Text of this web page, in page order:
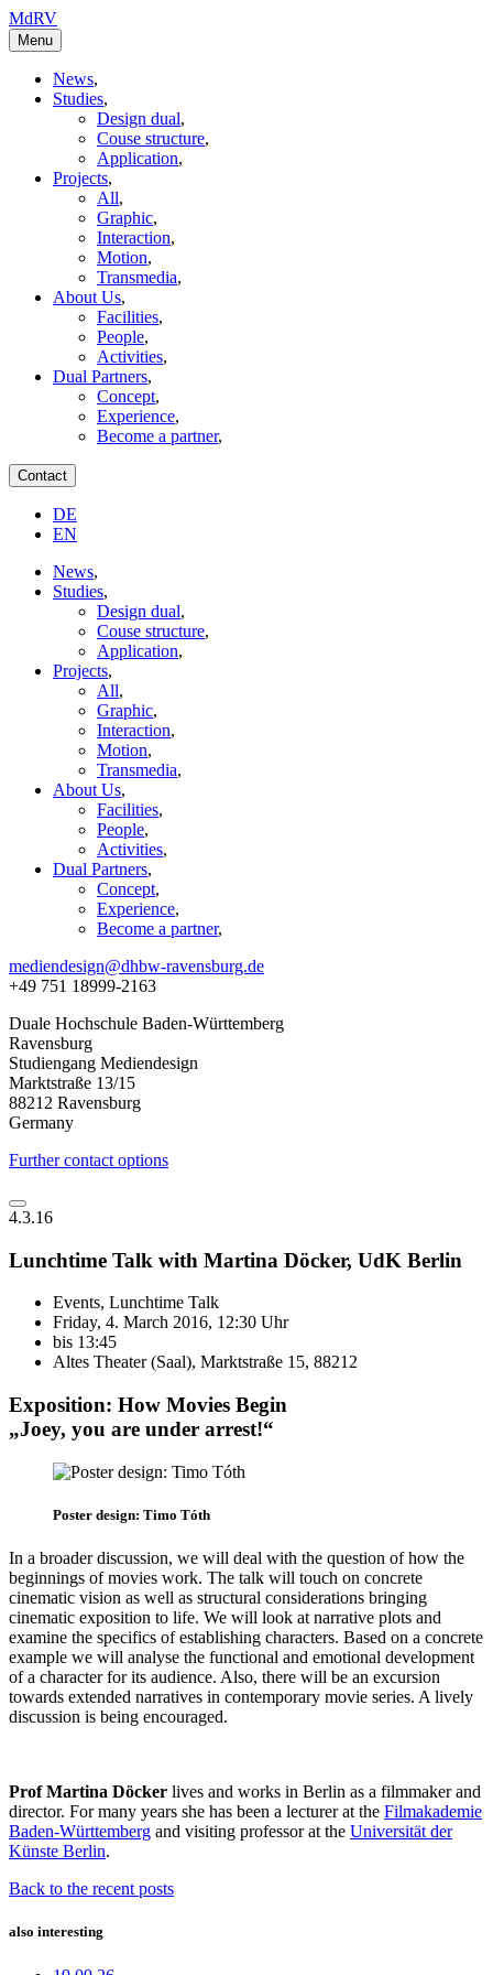
MdRV
Menu
News,
Studies,
Design dual,
Couse structure,
Application,
Projects,
All,
Graphic,
Interaction,
Motion,
Transmedia,
About Us,
Facilities,
People,
Activities,
Dual Partners,
Concept,
Experience,
Become a partner,
Contact
DE
EN
News,
Studies,
Design dual,
Couse structure,
Application,
Projects,
All,
Graphic,
Interaction,
Motion,
Transmedia,
About Us,
Facilities,
People,
Activities,
Dual Partners,
Concept,
Experience,
Become a partner,
mediendesign@dhbw-ravensburg.de
+49 751 18999-2163
Duale Hochschule Baden-Württemberg
Ravensburg
Studiengang Mediendesign
Marktstraße 13/15
88212 Ravensburg
Germany
Further contact options
4.3.16
Lunchtime Talk with Martina Döcker, UdK Berlin
Events, Lunchtime Talk
Friday, 4. March 2016, 12:30 Uhr
bis 13:45
Altes Theater (Saal), Marktstraße 15, 88212
Exposition: How Movies Begin
„Joey, you are under arrest!“
Poster design: Timo Tóth
In a broader discussion, we will deal with the question of how the
beginnings of movies work. The talk will touch on concrete
cinematic vision as well as structural considerations bringing
cinematic exposition to life. We will look at narrative plots and
examine the specifics of establishing characters. Based on a concrete
example we will analyse the functional and emotional development
of a character for its audience. Also, there will be an excursion
towards extended narratives in contemporary movie series. A lively
discussion is being encouraged.
Prof Martina Döcker lives and works in Berlin as a filmmaker and
director. For many years she has been a lecturer at the Filmakademie
Baden-Württemberg and visiting professor at the Universität der
Künste Berlin.
Back to the recent posts
also interesting